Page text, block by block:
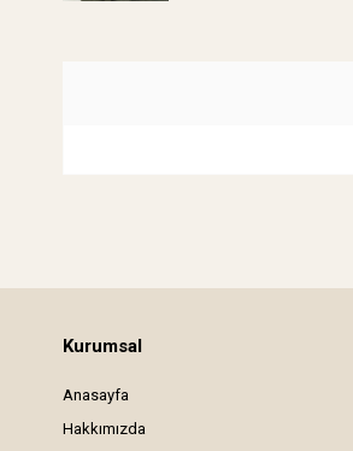
Kurumsal
Anasayfa
Hakkımızda